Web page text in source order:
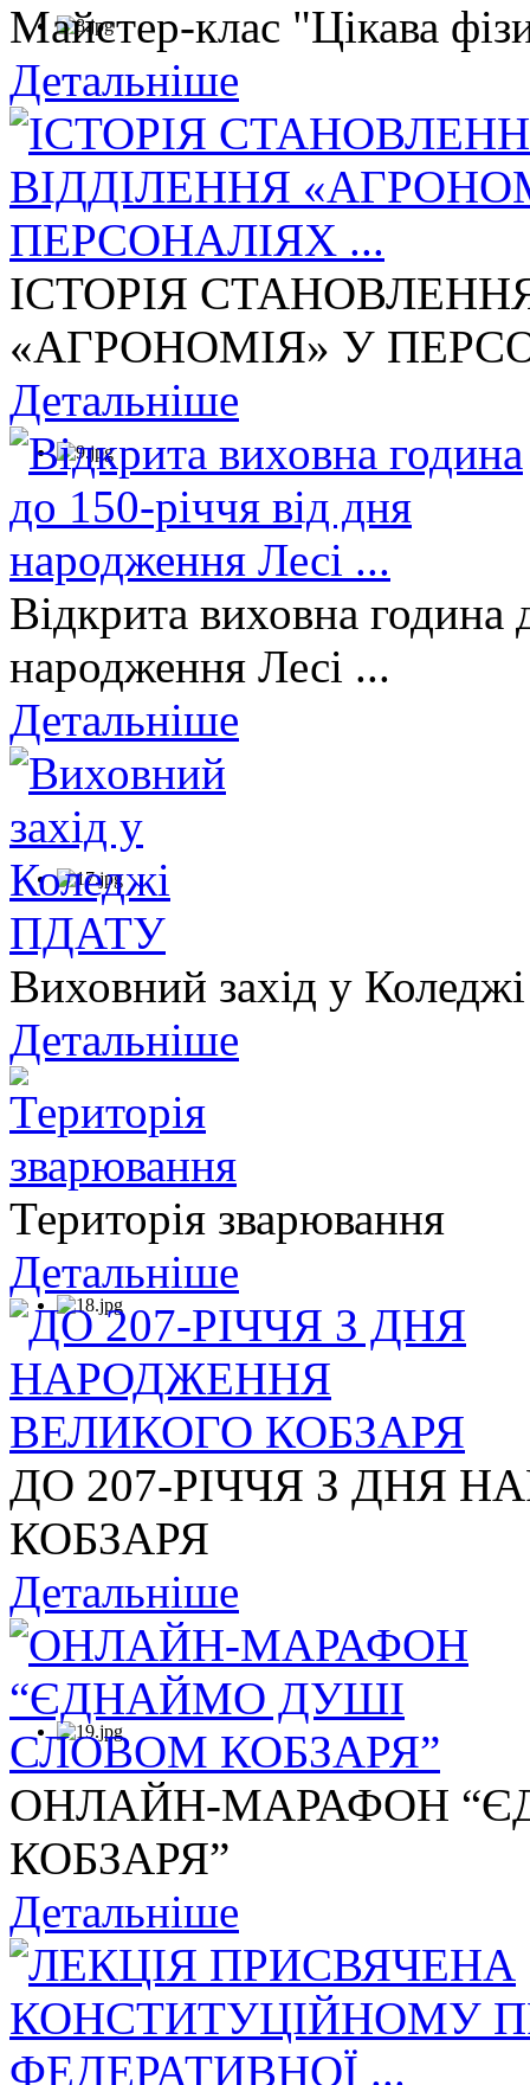
Майстер-клас "Цікава
Детальніше
ІСТОРІЯ
«АГРОНОМІЯ» У
Детальніше
Відкрита виховна година
народження Лесі ...
Детальніше
Виховний захід у
Детальніше
Територія зварювання
Детальніше
ДО 207-РІЧЧЯ З ДНЯ
КОБЗАРЯ
Детальніше
ОНЛАЙН-МАРАФОН
КОБЗАРЯ”
Детальніше